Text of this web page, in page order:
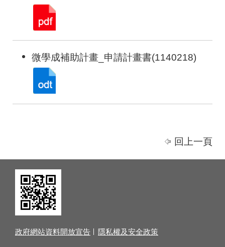
微學成補助計畫_申請計畫書(1140218)
回上一頁
政府網站資料開放宣告 隱私權及安全政策